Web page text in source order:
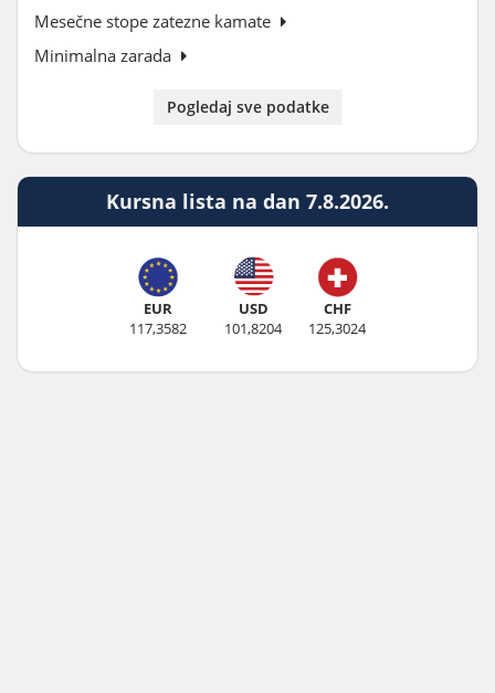
Mesečne stope zatezne kamate
Minimalna zarada
Pogledaj sve podatke
Kursna lista na dan 7.8.2026.
EUR
117,3582
USD
101,8204
CHF
125,3024